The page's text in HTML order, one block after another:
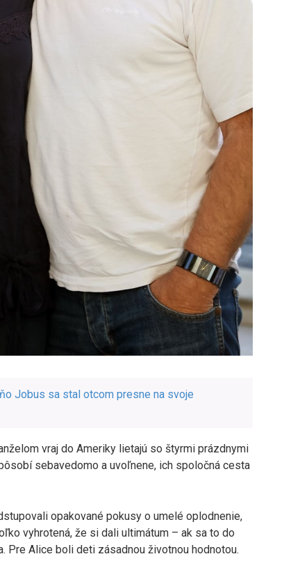
Jobus sa stal otcom presne na svoje
vraj do Ameriky lietajú so štyrmi prázdnymi
sebavedomo a uvoľnene, ich spoločná cesta
opakované pokusy o umelé oplodnenie,
vyhrotená, že si dali ultimátum – ak sa to do
Pre Alice boli deti zásadnou životnou hodnotou.